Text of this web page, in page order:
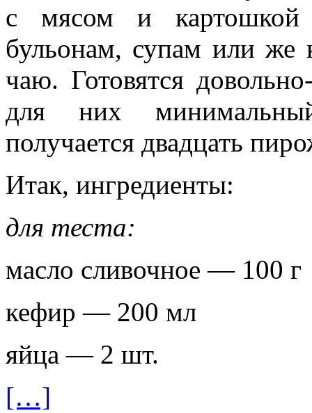
с мясом и
бульонам, супам или же
чаю. Готовятся
для них
получается двадцать
Итак, ингредиенты:
для теста:
масло сливочное — 100 г
кефир — 200 мл
яйца — 2 шт.
[…]